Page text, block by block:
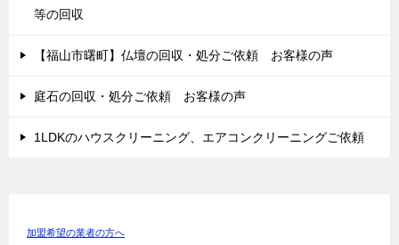
等の回収
【福山市曙町】仏壇の回収・処分ご依頼 お客様の声
庭石の回収・処分ご依頼 お客様の声
1LDKのハウスクリーニング、エアコンクリーニングご依頼
加盟希望の業者の方へ